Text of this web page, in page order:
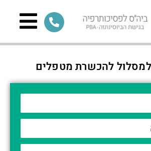
להכשרת מטפלים